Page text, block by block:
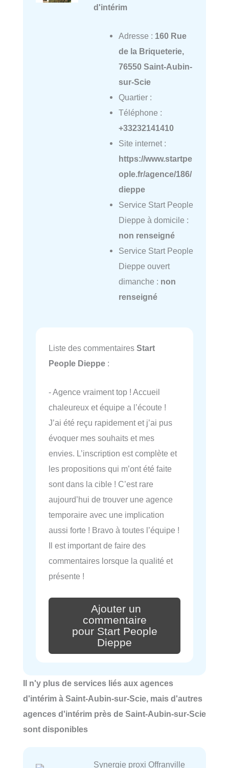
d'intérim
Adresse : 160 Rue
de la Briqueterie,
76550 Saint-Aubin-
sur-Scie
Quartier :
Téléphone :
+33232141410
Site internet :
https://www.startpe
ople.fr/agence/186/
dieppe
Service Start People
Dieppe à domicile :
non renseigné
Service Start People
Dieppe ouvert
dimanche : non
renseigné
Liste des commentaires Start
People Dieppe :
- Agence vraiment top ! Accueil
chaleureux et équipe a l’écoute !
J’ai été reçu rapidement et j’ai pus
évoquer mes souhaits et mes
envies. L’inscription est complète et
les propositions qui m’ont été faite
sont dans la cible ! C’est rare
aujourd’hui de trouver une agence
temporaire avec une implication
aussi forte ! Bravo à toutes l’équipe !
Il est important de faire des
commentaires lorsque la qualité et
présente !
Ajouter un
commentaire
pour Start People
Dieppe
Il n'y plus de services liés aux agences
d'intérim à Saint-Aubin-sur-Scie, mais d'autres
agences d'intérim près de Saint-Aubin-sur-Scie
sont disponibles
Synergie proxi Offranville